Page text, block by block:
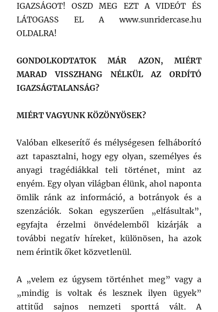
IGAZSÁGOT! OSZD MEG EZT A VIDEÓT ÉS
LÁTOGASS EL A www.sunridercase.hu
OLDALRA!
GONDOLKODTATOK MÁR AZON, MIÉRT
MARAD VISSZHANG NÉLKÜL AZ ORDÍTÓ
IGAZSÁGTALANSÁG?
MIÉRT VAGYUNK KÖZÖNYÖSEK?
Valóban elkeserítő és mélységesen felháborító
azt tapasztalni, hogy egy olyan, személyes és
anyagi tragédiákkal teli történet, mint az
enyém. Egy olyan világban élünk, ahol naponta
ömlik ránk az információ, a botrányok és a
szenzációk. Sokan egyszerűen „elfásultak”,
egyfajta érzelmi önvédelemből kizárják a
további negatív híreket, különösen, ha azok
nem érintik őket közvetlenül.
A „velem ez úgysem történhet meg” vagy a
„mindig is voltak és lesznek ilyen ügyek”
attitűd sajnos nemzeti sporttá vált. A